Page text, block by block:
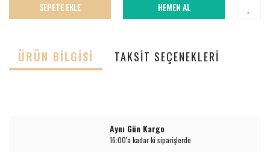
SEPETE EKLE HEMEN AL
ÜRÜN BILGISI TAKSIT SEÇENEKLERI
Aynı Gün Kargo
16:00'a kadar ki siparişlerde